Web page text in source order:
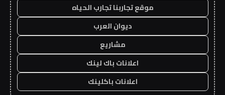
موقع تجاربنا تجارب الحياه
ديوان العرب
مشاريع
اعلانات باك لينك
اعلانات باكلينك